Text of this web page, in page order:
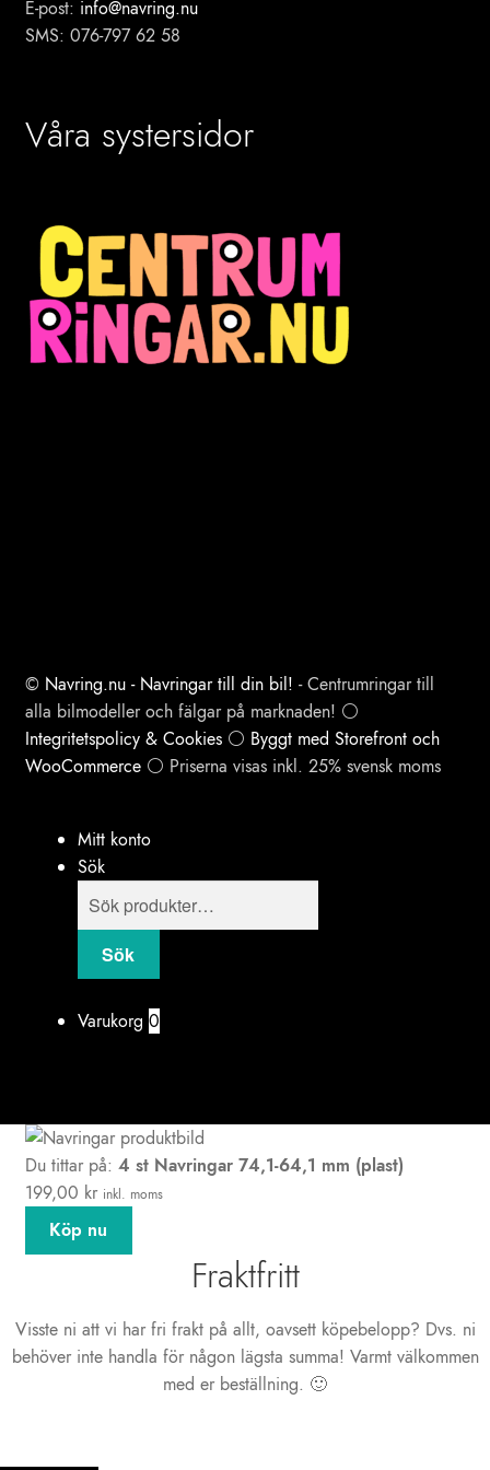
E-post: info@navring.nu
SMS: 076-797 62 58
Våra systersidor
© Navring.nu - Navringar till din bil! - Centrumringar till
alla bilmodeller och fälgar på marknaden! ⚪
Integritetspolicy & Cookies⚪ Byggt med Storefront och
WooCommerce⚪ Priserna visas inkl. 25% svensk moms
Mitt konto
Sök
Products
search
Sök
Varukorg 0
Du tittar på: 4 st Navringar 74,1-64,1 mm (plast)
199,00 kr inkl. moms
Köp nu
Fraktfritt
Visste ni att vi har fri frakt på allt, oavsett köpebelopp? Dvs. ni
behöver inte handla för någon lägsta summa! Varmt välkommen
med er beställning. 🙂